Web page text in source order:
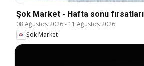
Şok Market - Hafta sonu fırsatları
08 Ağustos 2026- 11 Ağustos 2026
Şok Market